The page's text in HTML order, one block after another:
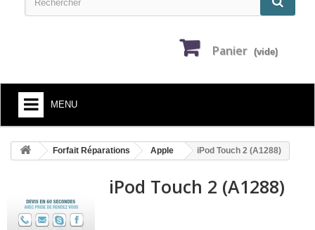
Panier (vide)
MENU
HOME
SMARTPHONE ET TABLETTE
DÉPANNAGE INFORMATIQUE À DOMICILE
Forfait Réparations Apple iPod Touch 2 (A1288)
iPod Touch 2 (A1288)